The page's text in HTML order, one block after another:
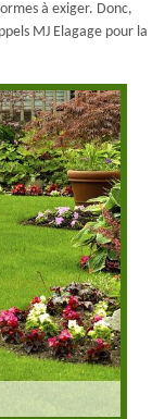
à exiger. Donc,
MJ Elagage pour la